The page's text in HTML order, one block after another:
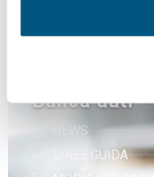
Banca dati
NEWS
LINEE GUIDA